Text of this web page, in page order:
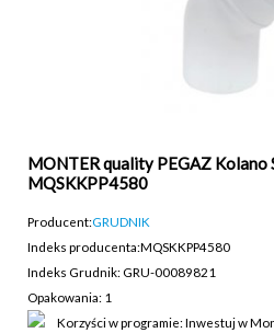
MONTER quality PEGAZ Kolano
MQSKKPP4580
Producent:GRUDNIK
Indeks producenta:MQSKKPP4580
Indeks Grudnik: GRU-00089821
Opakowania: 1
Korzyści w programie: Inwestuj w